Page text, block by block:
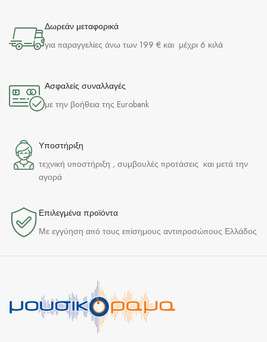
Δωρεάν μεταφορικά
για παραγγελίες άνω των 199 € και μέχρι 6 κιλά
Ασφαλείς συναλλαγές
με την βοήθεια της Eurobank
Υποστήριξη
τεχνική υποστήριξη , συμβουλές προτάσεις και μετά την
αγορά
Επιλεγμένα προϊόντα​
Με εγγύηση από τους επίσημους αντιπροσώπους Ελλάδος